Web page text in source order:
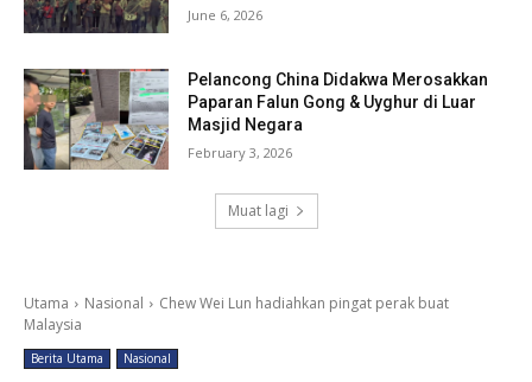
June 6, 2026
Pelancong China Didakwa Merosakkan
Paparan Falun Gong & Uyghur di Luar
Masjid Negara
February 3, 2026
Muat lagi